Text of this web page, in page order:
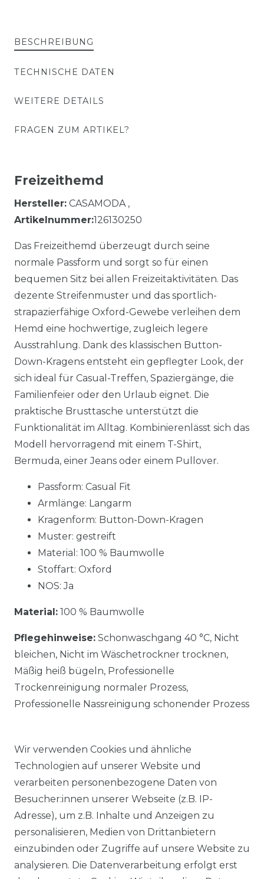
BESCHREIBUNG
TECHNISCHE DATEN
WEITERE DETAILS
FRAGEN ZUM ARTIKEL?
Freizeithemd
Hersteller: CASAMODA ,
Artikelnummer:126130250
Das Freizeithemd überzeugt durch seine
normale Passform und sorgt so für einen
bequemen Sitz bei allen Freizeitaktivitäten. Das
dezente Streifenmuster und das sportlich-
strapazierfähige Oxford-Gewebe verleihen dem
Hemd eine hochwertige, zugleich legere
Ausstrahlung. Dank des klassischen Button-
Down-Kragens entsteht ein gepflegter Look, der
sich ideal für Casual-Treffen, Spaziergänge, die
Familienfeier oder den Urlaub eignet. Die
praktische Brusttasche unterstützt die
Funktionalität im Alltag. Kombinierenlässt sich das
Modell hervorragend mit einem T-Shirt,
Bermuda, einer Jeans oder einem Pullover.
Passform: Casual Fit
Armlänge: Langarm
Kragenform: Button-Down-Kragen
Muster: gestreift
Material: 100 % Baumwolle
Stoffart: Oxford
NOS: Ja
Material: 100 % Baumwolle
Pflegehinweise: Schonwaschgang 40 °C, Nicht
bleichen, Nicht im Wäschetrockner trocknen,
Mäßig heiß bügeln, Professionelle
Trockenreinigung normaler Prozess,
Professionelle Nassreinigung schonender Prozess
Ähnlicher Artikel
CASAMODA - Casual Fit Hemd
(126130280)
UVP 39,99 €
ab 34,99 € *
Wir verwenden Cookies und ähnliche
Technologien auf unserer Website und
verarbeiten personenbezogene Daten von
Besucher:innen unserer Webseite (z.B. IP-
Adresse), um z.B. Inhalte und Anzeigen zu
personalisieren, Medien von Drittanbietern
einzubinden oder Zugriffe auf unsere Website zu
analysieren. Die Datenverarbeitung erfolgt erst